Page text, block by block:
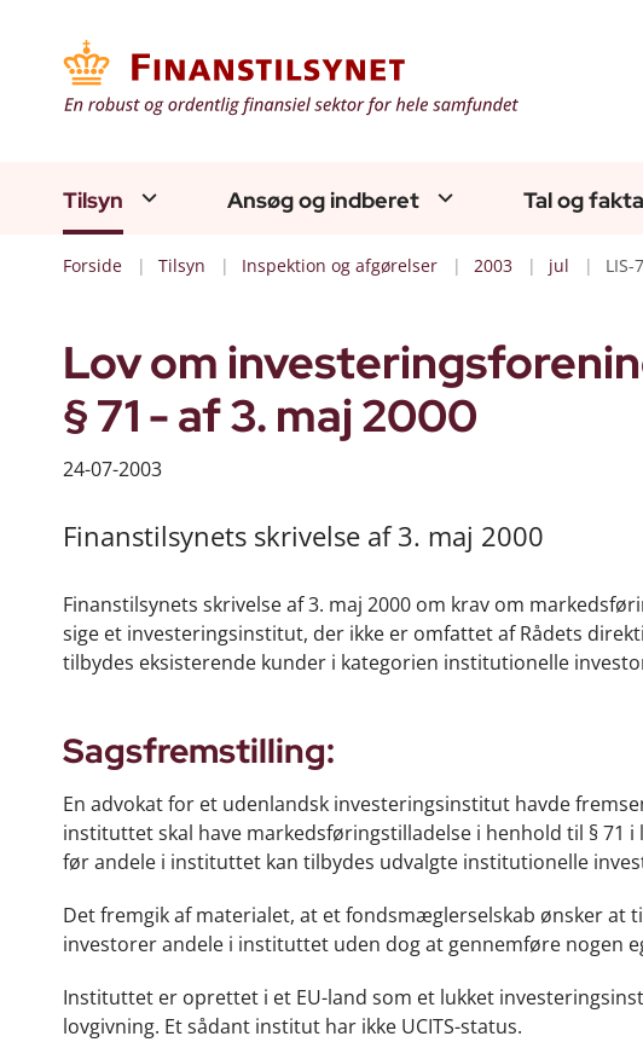
Tilsyn Ansøg og indberet Tal og fakta
Forside Tilsyn Inspektion og afgørelser 2003 jul LIS-
Lov om
§ 71 - af 3. maj 2000
24-07-2003
Finanstilsynets skrivelse af 3. maj 2000
Finanstilsynets skrivelse af 3. maj 2000 om krav om
sige et investeringsinstitut, der ikke er omfattet af Rådets
tilbydes eksisterende kunder i kategorien institutionelle
Sagsfremstilling:
En advokat for et udenlandsk investeringsinstitut havde
instituttet skal have markedsføringstilladelse i henhold til § 71
før andele i instituttet kan tilbydes udvalgte institutionelle
Det fremgik af materialet, at et fondsmæglerselskab ønsker
investorer andele i instituttet uden dog at gennemføre nogen
Instituttet er oprettet i et EU-land som et lukket
lovgivning. Et sådant institut har ikke UCITS-status.